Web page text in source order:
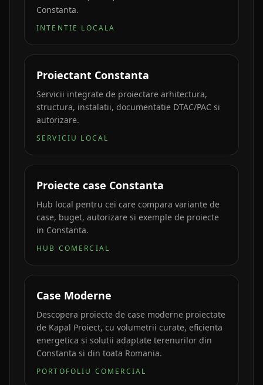
Constanta.
INTENTIE LOCALA
Proiectant Constanta
Servicii integrate de proiectare arhitectura,
structura, instalatii, documentatie DTAC/PAC si
autorizare.
SERVICIU LOCAL
Proiecte case Constanta
Hub local pentru cei care compara variante de
case, buget, autorizare si exemple de proiecte
in Constanta.
HUB COMERCIAL
Case Moderne
Descopera proiecte de case moderne proiectate
de Kapal Proiect, cu volumetrii curate, eficienta
energetica si solutii adaptate terenurilor din
Constanta si din toata Romania.
PORTOFOLIU COMERCIAL